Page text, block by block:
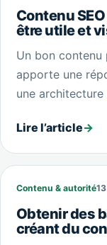
Contenu
être utile et
Un bon contenu
apporte une
une
Lire l’article→
Contenu & autorité
Obtenir des
créant du